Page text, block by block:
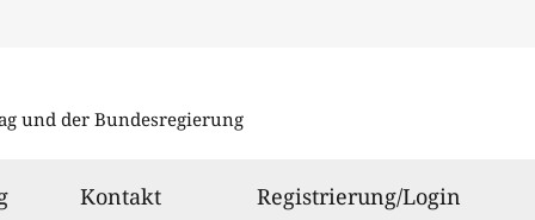
und der Bundesregierung
ausgewählt
Kontakt Registrierung/Login